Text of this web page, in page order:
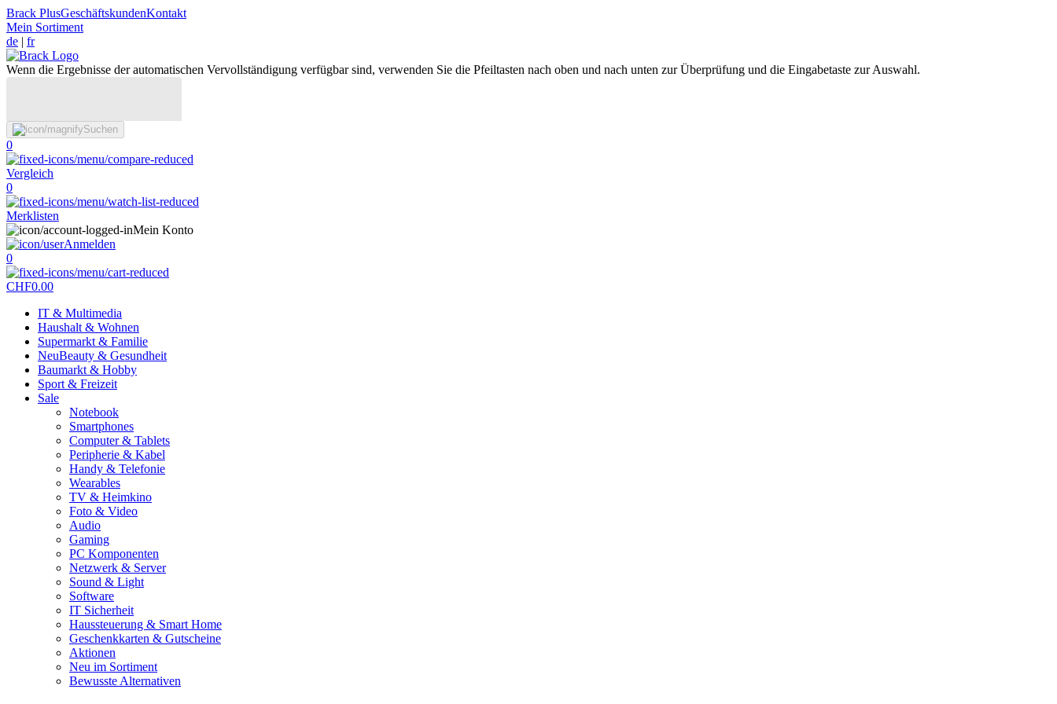
Brack PlusGeschäftskundenKontakt
Mein Sortiment
de | fr
Wenn die Ergebnisse der automatischen Vervollständigung verfügbar sind, verwenden Sie die Pfeiltasten nach oben und nach unten zur Überprüfung und die Eingabetaste zur Auswahl.
Suchen
0
Vergleich
0
Merklisten
Mein Konto
Anmelden
0
CHF0.00
IT & Multimedia
Haushalt & Wohnen
Supermarkt & Familie
NeuBeauty & Gesundheit
Baumarkt & Hobby
Sport & Freizeit
Sale
Notebook
Smartphones
Computer & Tablets
Peripherie & Kabel
Handy & Telefonie
Wearables
TV & Heimkino
Foto & Video
Audio
Gaming
PC Komponenten
Netzwerk & Server
Sound & Light
Software
IT Sicherheit
Haussteuerung & Smart Home
Geschenkkarten & Gutscheine
Aktionen
Neu im Sortiment
Bewusste Alternativen